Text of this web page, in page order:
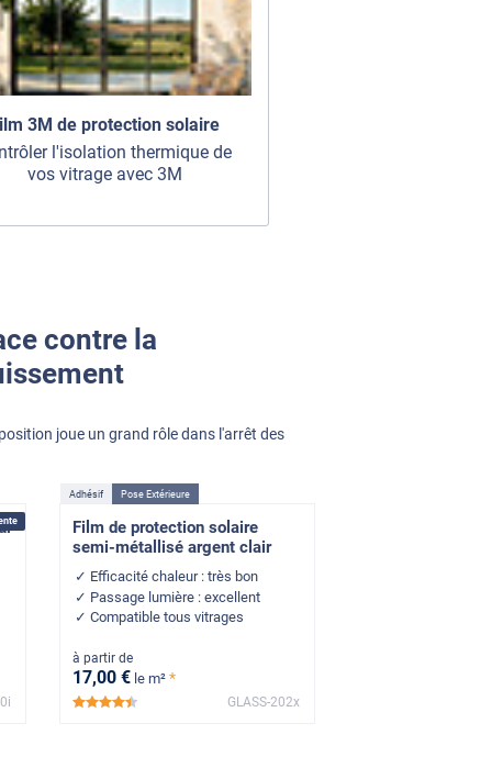
3M de protection solaire
l'isolation thermique de
vos vitrage avec 3M
contre la
joue un grand rôle dans l'arrêt des
Adhésif Pose Extérieure
Film de protection solaire
semi-métallisé argent clair
Efficacité chaleur : très bon
Passage lumière : excellent
Compatible tous vitrages
à partir de
17,00 € le m² *
*****
GLASS-202x